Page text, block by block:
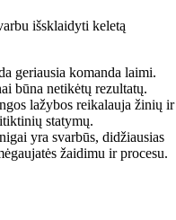
išsklaidyti keletą
geriausia komanda laimi.
būna netikėtų rezultatų.
lažybos reikalauja žinių ir
statymų.
yra svarbūs, didžiausias
žaidimu ir procesu.